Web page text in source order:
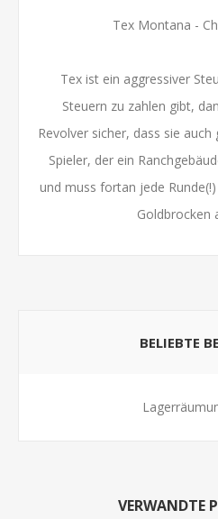
Tex Montana -
Tex ist ein aggressiver
Steuern zu zahlen gibt,
Revolver sicher, dass sie
Spieler, der ein
und muss fortan jede
Goldbrocken
BELIEBTE
VERWANDTE